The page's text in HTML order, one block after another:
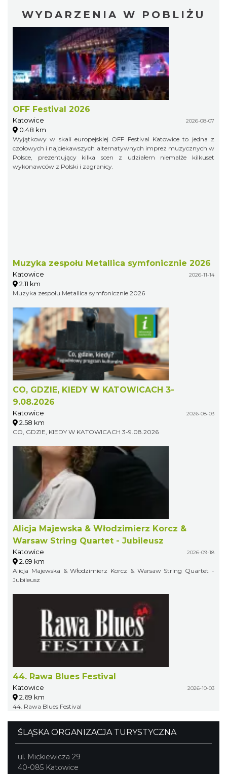
WYDARZENIA W POBLIŻU
OFF Festival 2026
Katowice 2026-08-07
0.48 km
Wyjątkowy w skali europejskiej OFF Festival Katowice to jedna z
czołowych i najciekawszych alternatywnych imprez muzycznych w
Polsce, prezentujący kilka scen z udziałem niemalże kilkuset
wykonawców z Polski i zagranicy.
Muzyka zespołu Metallica symfonicznie 2026
Katowice 2026-11-14
2.11 km
Muzyka zespołu Metallica symfonicznie 2026
CO, GDZIE, KIEDY W KATOWICACH 3-
9.08.2026
Katowice 2026-08-03
2.58 km
CO, GDZIE, KIEDY W KATOWICACH 3-9.08.2026
Alicja Majewska & Włodzimierz Korcz &
Warsaw String Quartet - Jubileusz
Katowice 2026-09-18
2.69 km
Alicja Majewska & Włodzimierz Korcz & Warsaw String Quartet -
Jubileusz
44. Rawa Blues Festival
Katowice 2026-10-03
2.69 km
44. Rawa Blues Festival
ŚLĄSKA ORGANIZACJA TURYSTYCZNA
ul. Mickiewicza 29
40-085 Katowice